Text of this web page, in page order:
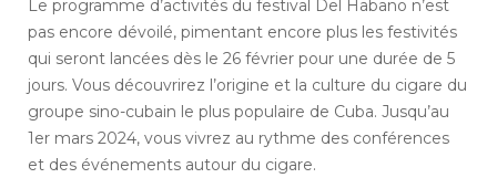
Le programme d’activités du festival Del Habano n’est
pas encore dévoilé, pimentant encore plus les festivités
qui seront lancées dès le 26 février pour une durée de 5
jours. Vous découvrirez l’origine et la culture du cigare du
groupe sino-cubain le plus populaire de Cuba. Jusqu’au
1er mars 2024, vous vivrez au rythme des conférences
et des événements autour du cigare.